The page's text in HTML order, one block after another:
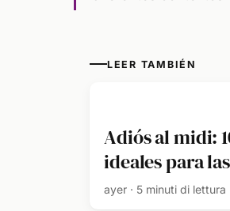
LEER TAMBIÉN
Adiós al midi:
ideales para
ayer · 5 minuti di lettura